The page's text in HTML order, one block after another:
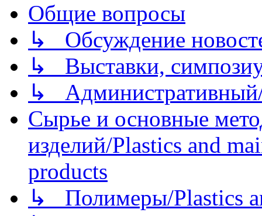
Общие вопросы
↳ Обсуждение
↳ Выставки,
↳
Сырье и основные
изделий/Plastics and
products
↳ Полимеры/Plastics